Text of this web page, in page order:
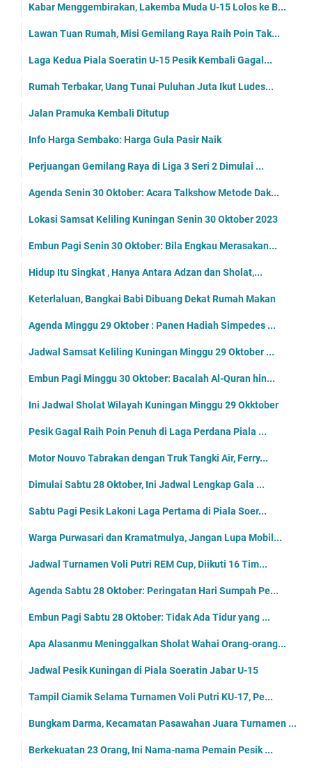
Kabar Menggembirakan, Lakemba Muda U-15 Lolos ke B...
Lawan Tuan Rumah, Misi Gemilang Raya Raih Poin Tak...
Laga Kedua Piala Soeratin U-15 Pesik Kembali Gagal...
Rumah Terbakar, Uang Tunai Puluhan Juta Ikut Ludes...
Jalan Pramuka Kembali Ditutup
Info Harga Sembako: Harga Gula Pasir Naik
Perjuangan Gemilang Raya di Liga 3 Seri 2 Dimulai ...
Agenda Senin 30 Oktober: Acara Talkshow Metode Dak...
Lokasi Samsat Keliling Kuningan Senin 30 Oktober 2023
Embun Pagi Senin 30 Oktober: Bila Engkau Merasakan...
Hidup Itu Singkat , Hanya Antara Adzan dan Sholat,...
Keterlaluan, Bangkai Babi Dibuang Dekat Rumah Makan
Agenda Minggu 29 Oktober : Panen Hadiah Simpedes ...
Jadwal Samsat Keliling Kuningan Minggu 29 Oktober ...
Embun Pagi Minggu 30 Oktober: Bacalah Al-Quran hin...
Ini Jadwal Sholat Wilayah Kuningan Minggu 29 Okktober
Pesik Gagal Raih Poin Penuh di Laga Perdana Piala ...
Motor Nouvo Tabrakan dengan Truk Tangki Air, Ferry...
Dimulai Sabtu 28 Oktober, Ini Jadwal Lengkap Gala ...
Sabtu Pagi Pesik Lakoni Laga Pertama di Piala Soer...
Warga Purwasari dan Kramatmulya, Jangan Lupa Mobil...
Jadwal Turnamen Voli Putri REM Cup, Diikuti 16 Tim...
Agenda Sabtu 28 Oktober: Peringatan Hari Sumpah Pe...
Embun Pagi Sabtu 28 Oktober: Tidak Ada Tidur yang ...
Apa Alasanmu Meninggalkan Sholat Wahai Orang-orang...
Jadwal Pesik Kuningan di Piala Soeratin Jabar U-15
Tampil Ciamik Selama Turnamen Voli Putri KU-17, Pe...
Bungkam Darma, Kecamatan Pasawahan Juara Turnamen ...
Berkekuatan 23 Orang, Ini Nama-nama Pemain Pesik ...